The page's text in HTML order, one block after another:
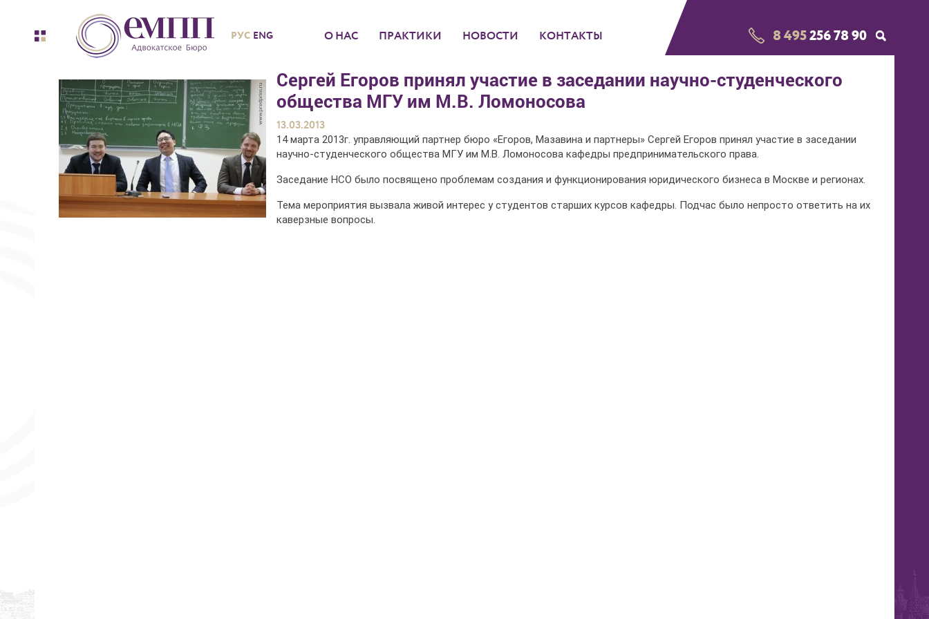
РУС ENG О НАС ПРАКТИКИ НОВОСТИ КОНТАКТЫ 8 495256 78 90
Сергей Егоров принял участие в заседании научно-студенческого
общества МГУ им М.В. Ломоносова
13.03.2013
14 марта 2013г. управляющий партнер бюро «Егоров, Мазавина и партнеры» Сергей Егоров принял участие в заседании
научно-студенческого общества МГУ им М.В. Ломоносова кафедры предпринимательского права.
Заседание НСО было посвящено проблемам создания и функционирования юридического бизнеса в Москве и регионах.
Тема мероприятия вызвала живой интерес у студентов старших курсов кафедры. Подчас было непросто ответить на их
каверзные вопросы.